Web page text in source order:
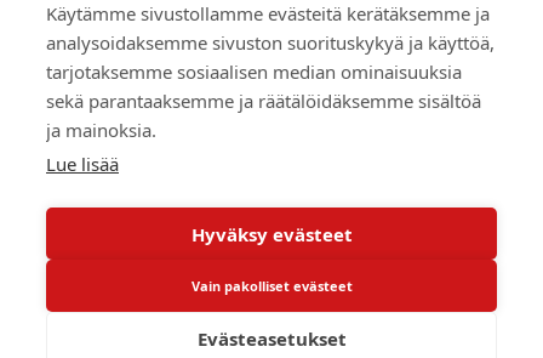
Käytämme sivustollamme evästeitä kerätäksemme ja
analysoidaksemme sivuston suorituskykyä ja käyttöä,
tarjotaksemme sosiaalisen median ominaisuuksia
sekä parantaaksemme ja räätälöidäksemme sisältöä
ja mainoksia.
Lue lisää
Hyväksy evästeet
Vain pakolliset evästeet
Evästeasetukset
Vuokrakoneet
Kampanjat
Vaihtokoneet
© 2026 RealMachinery Oy
Powered by